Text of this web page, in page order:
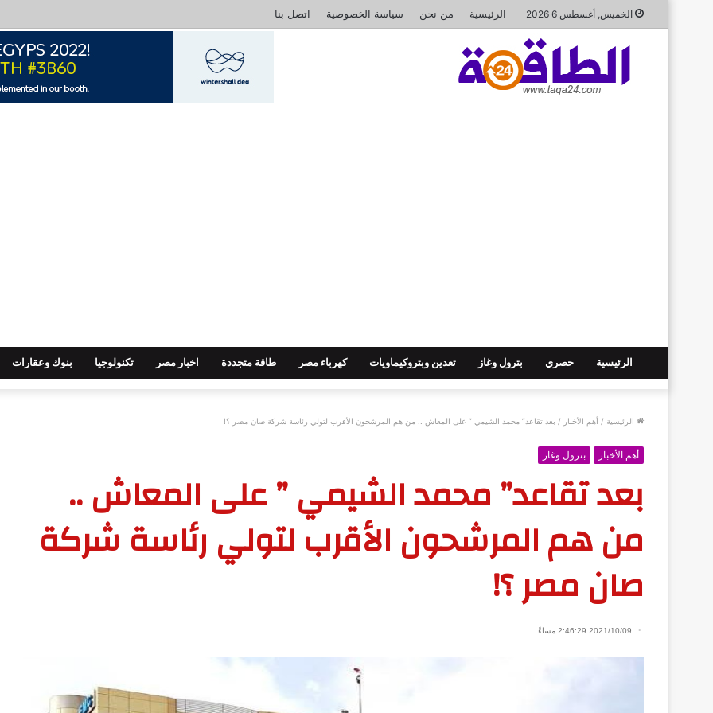
الخميس, أغسطس 6 2026 الرئيسية من نحن سياسة الخصوصية اتصل بنا
الرئيسية حصري بترول وغاز تعدين وبتروكيماويات كهرباء مصر طاقة متجددة اخبار مصر تكنولوجيا بنوك وعقارات
الرئيسية / أهم الأخبار / بعد تقاعد” محمد الشيمي ” على المعاش .. من هم المرشحون الأقرب لتولي رئاسة شركة صان مصر ؟!
أهم الأخبار بترول وغاز
بعد تقاعد” محمد الشيمي ” على المعاش ..
من هم المرشحون الأقرب لتولي رئاسة شركة
صان مصر ؟!
2021/10/09 2:46:29 مساءً